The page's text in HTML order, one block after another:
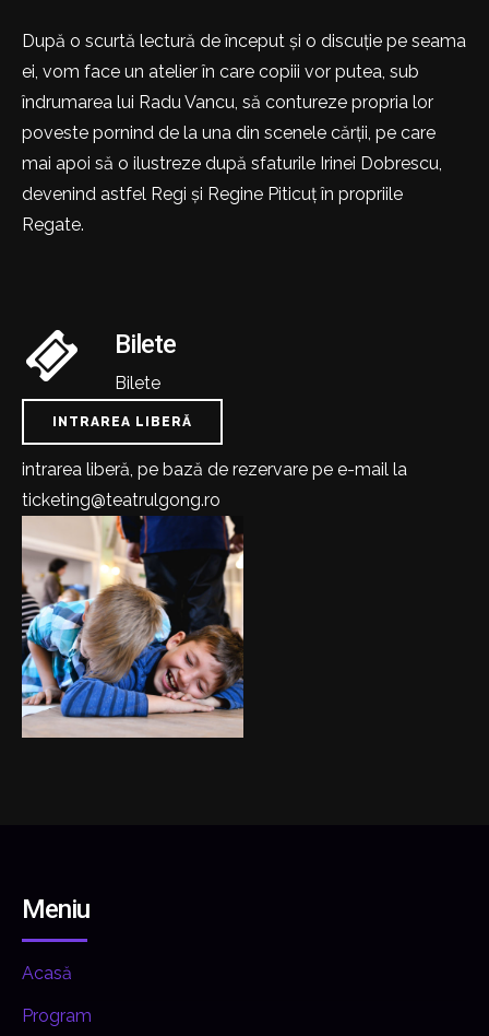
După o scurtă lectură de început și o discuție pe seama
ei, vom face un atelier în care copiii vor putea, sub
îndrumarea lui Radu Vancu, să contureze propria lor
poveste pornind de la una din scenele cărții, pe care
mai apoi să o ilustreze după sfaturile Irinei Dobrescu,
devenind astfel Regi și Regine Piticuț în propriile
Regate.
Bilete
Bilete
INTRAREA LIBERĂ
intrarea liberă, pe bază de rezervare pe e-mail la
ticketing@teatrulgong.ro
Meniu
Acasă
Program